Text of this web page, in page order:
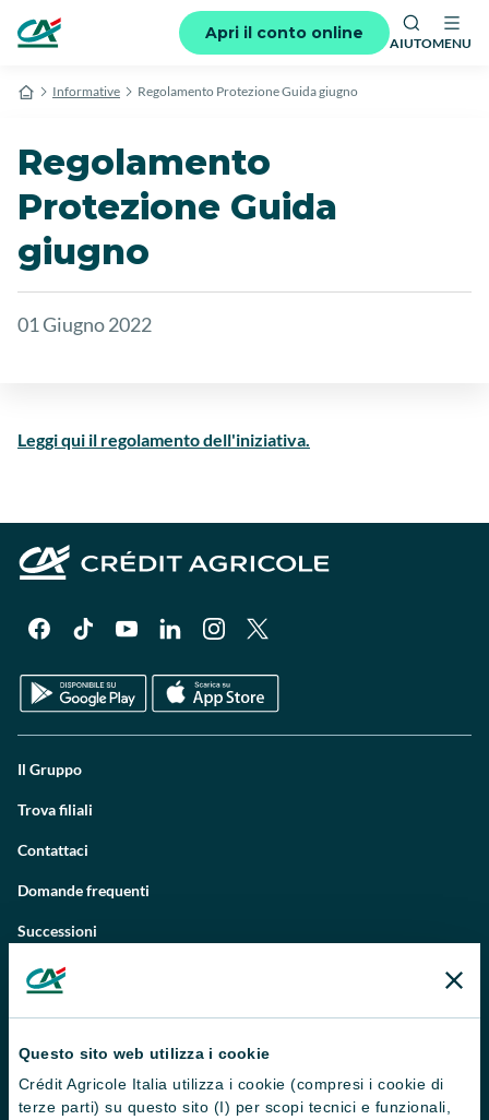
Questo sito web utilizza i cookie
Crédit Agricole Italia utilizza i cookie (compresi i cookie di
terze parti) su questo sito (I) per scopi tecnici e funzionali,
Apri il conto online
AIUTOMENU
Informative Regolamento Protezione Guida giugno
Regolamento
Protezione Guida
giugno
01 Giugno 2022
Leggi qui il regolamento dell'iniziativa.
Il Gruppo
Trova filiali
Contattaci
Domande frequenti
Successioni
Servizi e pagamenti digitali
Guide
Normative